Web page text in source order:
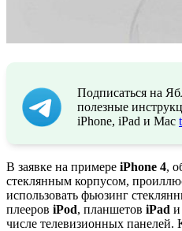
Подписаться на
полезные
iPhone, iPad и Mac
В заявке на примере iPhone 4,
стеклянным корпусом,
использовать фьюзинг
плееров iPod, планшетов iPad и
числе телевизионных панелей.